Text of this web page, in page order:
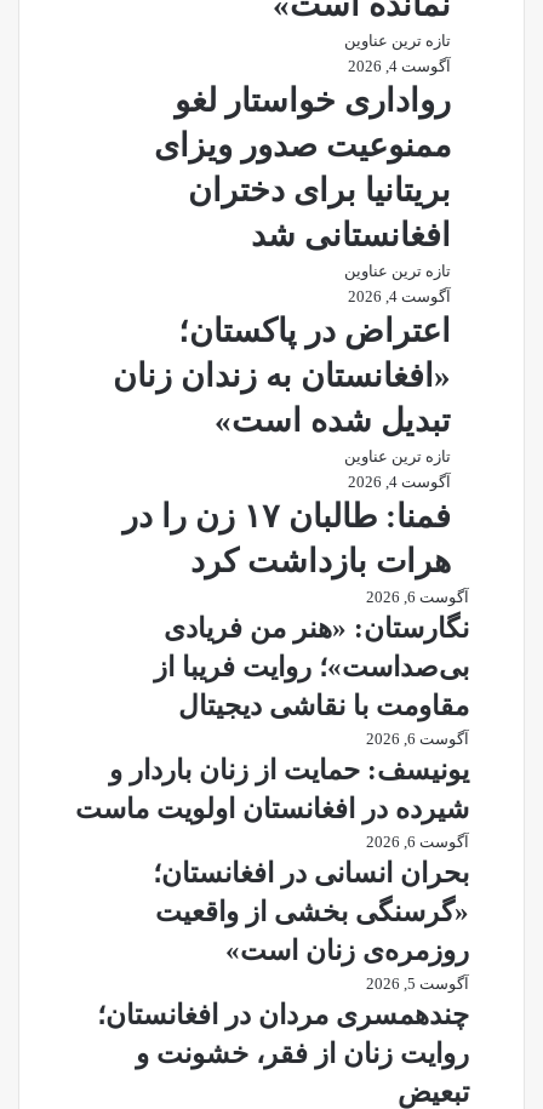
تازه ترین عناوین
آگوست 4, 2026
رواداری خواستار لغو
ممنوعیت صدور ویزای
بریتانیا برای دختران
افغانستانی شد
تازه ترین عناوین
آگوست 4, 2026
اعتراض در پاکستان؛
«افغانستان به زندان زنان
تبدیل شده است»
تازه ترین عناوین
آگوست 4, 2026
فمنا: طالبان ۱۷ زن را در
هرات بازداشت کرد
آگوست 6, 2026
نگارستان: «هنر من فریادی
بی‌صداست»؛ روایت فریبا از
مقاومت با نقاشی دیجیتال
آگوست 6, 2026
یونیسف: حمایت از زنان باردار و
شیرده در افغانستان اولویت ماست
آگوست 6, 2026
بحران انسانی در افغانستان؛
«گرسنگی بخشی از واقعیت
روزمره‌ی زنان است»
آگوست 5, 2026
چندهمسری مردان در افغانستان؛
روایت زنان از فقر، خشونت و
تبعیض